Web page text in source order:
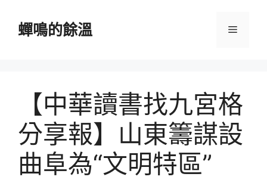
蟬鳴的餘溫 選
【中華讀書找九宮格
分享報】山東籌謀設
曲阜為“文明特區”